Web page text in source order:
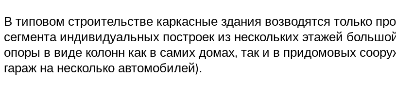
В типовом строительстве каркасные здания возводятся только
сегмента индивидуальных построек из нескольких этажей
опоры в виде колонн как в самих домах, так и в придомовых
гараж на несколько автомобилей).